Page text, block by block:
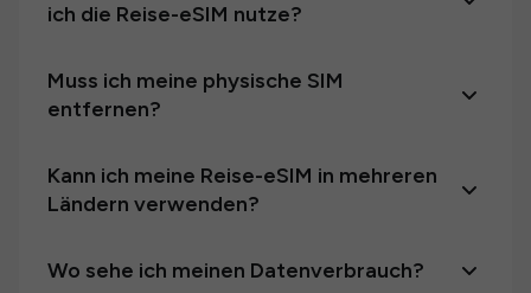
ich die Reise-eSIM nutze?
Muss ich meine physische SIM
entfernen?
Kann ich meine Reise-eSIM in mehreren
Ländern verwenden?
Wo sehe ich meinen Datenverbrauch?